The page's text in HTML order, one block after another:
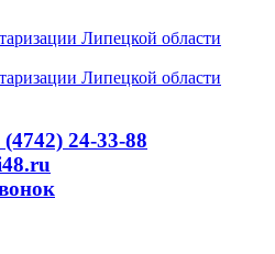
(4742) 24-33-88